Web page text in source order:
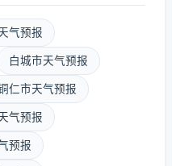
气预报
白城市天气预报
仁市天气预报
气预报
预报